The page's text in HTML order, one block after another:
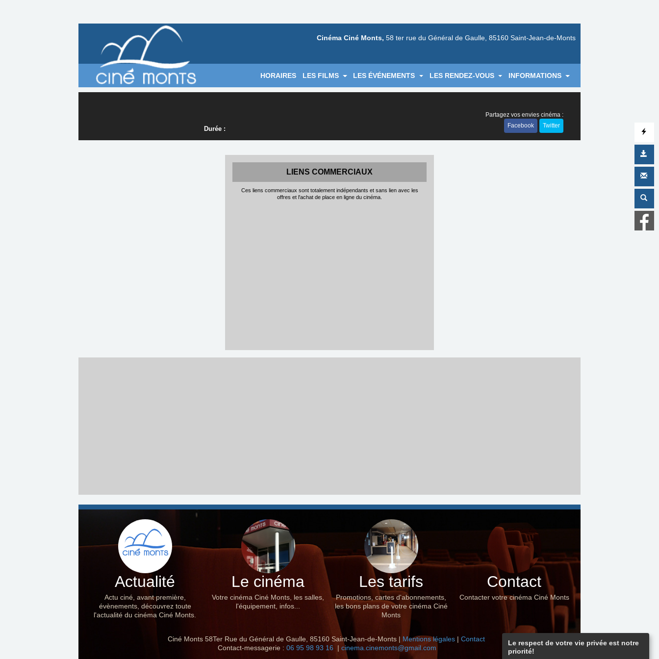
Le respect de votre vie privée est notre
priorité!
HORAIRES LES FILMS LES ÉVÉNEMENTS LES RENDEZ-VOUS INFORMATIONS
Cinéma Ciné Monts, 58 ter rue du Général de Gaulle, 85160 Saint-Jean-de-Monts
Durée :
Partagez vos envies cinéma :
Facebook
Twitter
LIENS COMMERCIAUX
Ces liens commerciaux sont totalement indépendants et sans lien avec les
offres et l'achat de place en ligne du cinéma.
Actualité
Actu ciné, avant première,
évènements, découvrez toute
l'actualité du cinéma Ciné Monts.
Le cinéma
Votre cinéma Ciné Monts, les salles,
l'équipement, infos...
Les tarifs
Promotions, cartes d'abonnements,
les bons plans de votre cinéma Ciné
Monts
Contact
Contacter votre cinéma Ciné Monts
Ciné Monts 58Ter Rue du Général de Gaulle, 85160 Saint-Jean-de-Monts | Mentions légales| Contact
Contact-messagerie : 06 95 98 93 16 | cinema.cinemonts@gmail.com